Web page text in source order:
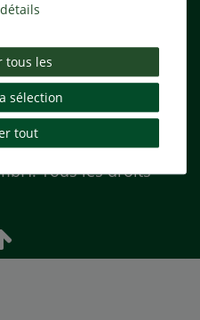
tpm Technology
Tous les droits
tous les
sélection
tout